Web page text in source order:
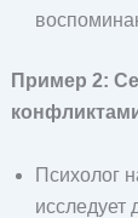
Пример 2:
Психолог
исследует